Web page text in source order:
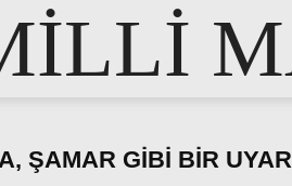
ŞAMAR GİBİ BİR